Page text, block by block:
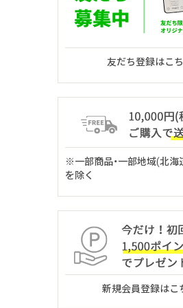
友だち登録はこ
※一部商品・一部地域(北海
を除く
新規会員登録はこ